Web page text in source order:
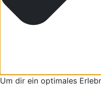
Um dir ein optimales